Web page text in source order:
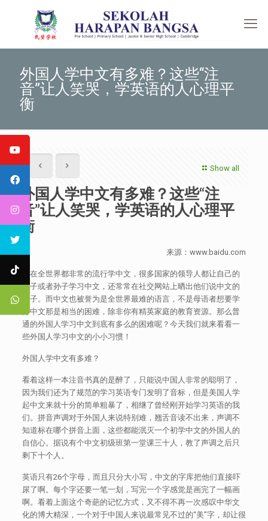
外国人学中文有多难？这些“注
音”让人笑哭，学英语的人心理平
衡
Show all
外国人学中文有多难？这些“注
音”让人笑哭，学英语的人心理平
衡
来源：www.baidu.com
现在全世界都非常的流行学中文，很多国家的领导人都让自己的
孩子或者孙子学习中文，还常常在社交网站上晒出他们说中文的
样子。而中文也被誉为是全世界最难的语言，不是母语者想要学
好中文那是相当的困难，除非你有精英家庭的教育资源。那么普
通的外国人学习中文到底有多么的困难呢？今天我们就来看看一
些外国人学习中文的小小习惯！
外国人学中文有多难？
看着这样一本注音书真的是醉了，只能说中国人非常的聪明了，
因为我们还为了规范的学习英语专门发明了音标，但是美国人学
起中文来就十分的简单粗暴了，相继了曾经刚开始学习英语的我
们。拼音声调对于外国人来说特别难，翘舌音读不出来，声调不
知道标在哪个拼音上面，这些都能泯灭一个初学中文的外国人的
自信心。据说有个中文初级班第一堂课三十人，教了声调之后只
剩下十个人。
英语只有26个字母，而且只分大小写，中文的字库把他们直接吓
尿了啊。每个字还要一笔一划，写完一个字感觉是画完了一幅画
啊。看着上面这个奇葩的记忆方式，又不得不再一次感叹中华文
化的博大精深，一个对于中国人来说最常见不过的“美”字，却让很